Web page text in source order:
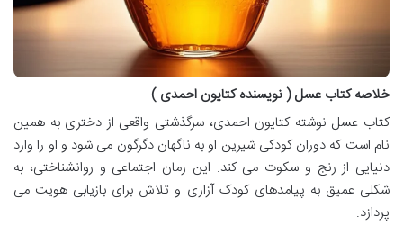
خلاصه کتاب عسل ( نویسنده کتایون احمدی )
کتاب عسل نوشته کتایون احمدی، سرگذشتی واقعی از دختری به همین
نام است که دوران کودکی شیرین او به ناگهان دگرگون می شود و او را وارد
دنیایی از رنج و سکوت می کند. این رمان اجتماعی و روانشناختی، به
شکلی عمیق به پیامدهای کودک آزاری و تلاش برای بازیابی هویت می
پردازد.